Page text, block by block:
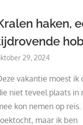
haken,
29, 2024
vakantie moest ik
niet teveel plaats in
kon nemen op
maar ik ben